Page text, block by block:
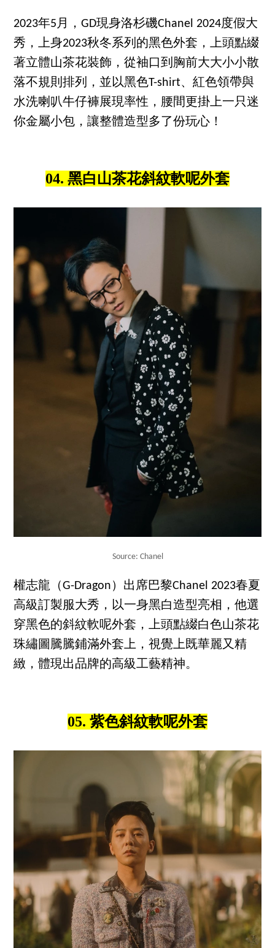
2023年5月，GD現身洛杉磯Chanel 2024度假大
秀，上身2023秋冬系列的黑色外套，上頭點綴
著立體山茶花裝飾，從袖口到胸前大大小小散
落不規則排列，並以黑色T-shirt、紅色領帶與
水洗喇叭牛仔褲展現率性，腰間更掛上一只迷
你金屬小包，讓整體造型多了份玩心！
04. 黑白山茶花斜紋軟呢外套
Source: Chanel
權志龍（G-Dragon）出席巴黎Chanel 2023春夏
高級訂製服大秀，以一身黑白造型亮相，他選
穿黑色的斜紋軟呢外套，上頭點綴白色山茶花
珠繡圖騰騰鋪滿外套上，視覺上既華麗又精
緻，體現出品牌的高級工藝精神。
05. 紫色斜紋軟呢外套